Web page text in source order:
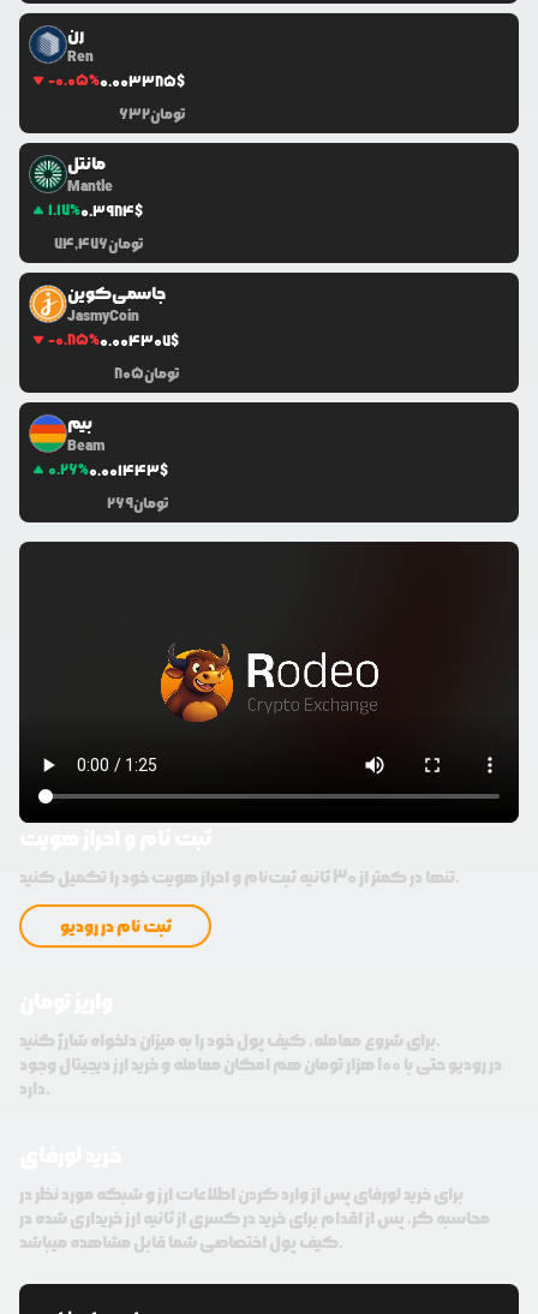
رن
Ren
-0.05%0.003385$
632تومان
مانتل
Mantle
1.17%0.3984$
74,476تومان
جاسمی‌کوین
JasmyCoin
-0.85%0.004307$
805تومان
بیم
Beam
0.26%0.001443$
269تومان
تنها در کمتر از 30 ثانیه ثبت‌نام و احراز هویت خود را تکمیل کنید.
ثبت نام در رودیو
برای شروع معامله، کیف پول خود را به میزان دلخواه شارژ کنید.
در رودیو حتی با 100 هزار تومان هم امکان معامله و خرید ارز دیجیتال وجود
دارد.
برای خرید لورفای پس از وارد کردن اطلاعات ارز و شبکه مورد نظر در
محاسبه گر، پس از اقدام برای خرید در کسری از ثانیه ارز خریداری شده در
کیف پول اختصاصی شما قابل مشاهده میباشد.